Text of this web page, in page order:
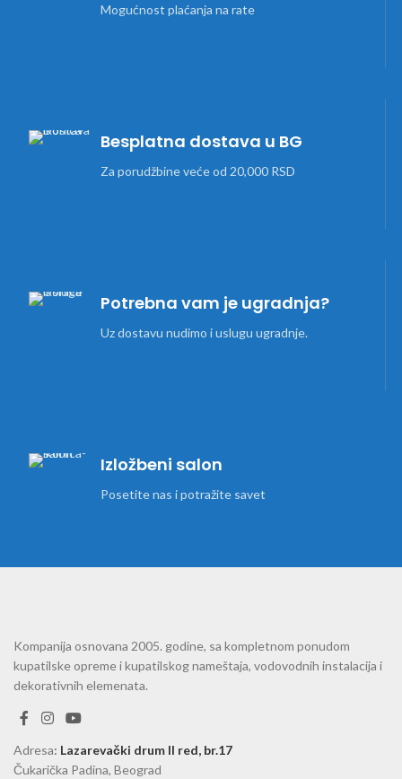
Mogućnost plaćanja na rate
Besplatna dostava u BG
Za porudžbine veće od 20,000 RSD
Potrebna vam je ugradnja?
Uz dostavu nudimo i uslugu ugradnje.
Izložbeni salon
Posetite nas i potražite savet
Kompanija osnovana 2005. godine, sa kompletnom ponudom
kupatilske opreme i kupatilskog nameštaja, vodovodnih instalacija i
dekorativnih elemenata.
Adresa: Lazarevački drum II red, br.17
Čukarička Padina, Beograd